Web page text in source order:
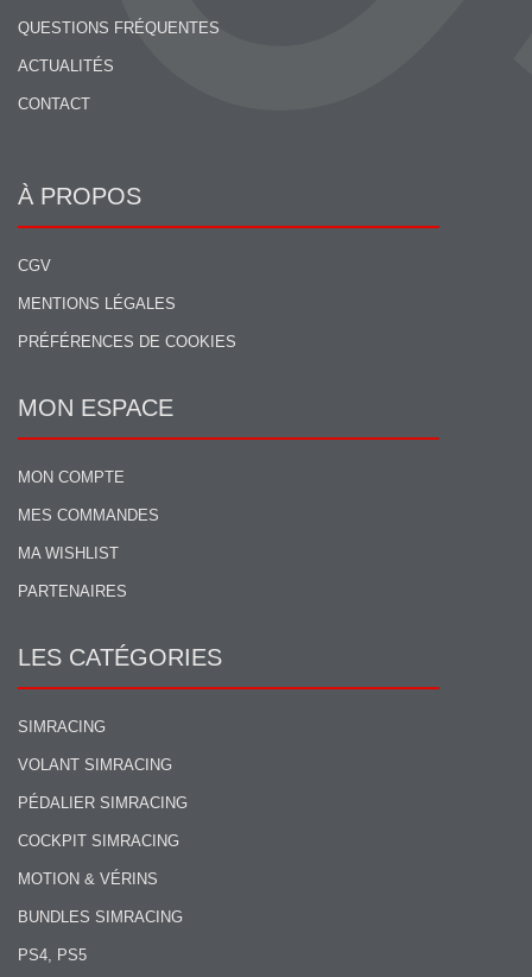
QUESTIONS FRÉQUENTES
ACTUALITÉS
CONTACT
À PROPOS
CGV
MENTIONS LÉGALES
PRÉFÉRENCES DE COOKIES
MON ESPACE
MON COMPTE
MES COMMANDES
MA WISHLIST
PARTENAIRES
LES CATÉGORIES
SIMRACING
VOLANT SIMRACING
PÉDALIER SIMRACING
COCKPIT SIMRACING
MOTION & VÉRINS
BUNDLES SIMRACING
PS4, PS5